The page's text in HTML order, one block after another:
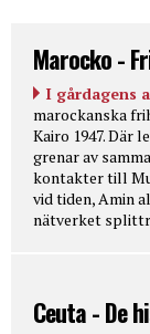
Marocko -
I gårdagens
marockanska
Kairo 1947. Där
grenar av
kontakter till
vid tiden, Amin
nätverket
Ceuta - De